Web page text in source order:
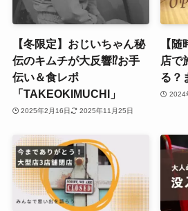
【冬限定】おじいちゃん秘
伝のキムチが大反響⁉お手
伝い＆食レポ
「TAKEOKIMUCHI」
2025年2月16日 2025年11月25日
【
店で
る？
2024